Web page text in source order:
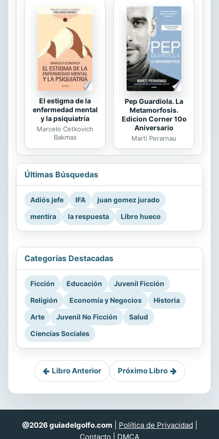
El estigma de la
enfermedad mental
y la psiquiatría
Marcelo Cetkovich
Bakmas
Pep Guardiola. La
Metamorfosis.
Edicion Corner 10o
Aniversario
Marti Perarnau
Últimas Búsquedas
Adiós jefe IFA
juan gomez jurado
mentira
la respuesta Libro hueco
Categorías Destacadas
Ficción Educación
Juvenil Ficción
Religión
Economía y Negocios
Historia
Arte
Juvenil No Ficción
Salud
Ciencias Sociales
Libro Anterior Próximo Libro
@2026 guiadelgolfo.com Política de Privacidad
Contacto
DMCA